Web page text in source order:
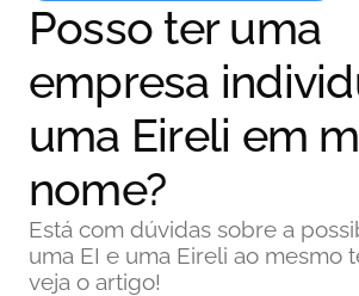
Posso ter uma
empresa
uma Eireli em
nome?
Está com dúvidas sobre a
uma EI e uma Eireli ao mesmo
veja o artigo!